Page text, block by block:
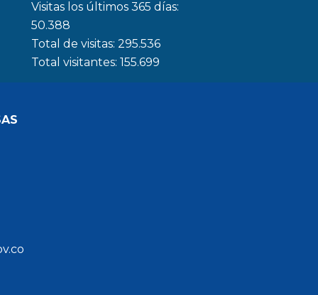
Visitas los últimos 365 días:
50.388
Total de visitas: 295.536
Total visitantes: 155.699